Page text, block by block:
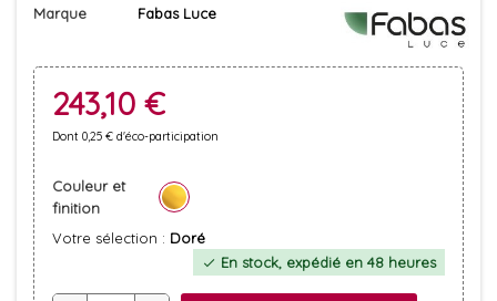
Marque Fabas Luce
243,10 €
Dont 0,25 € d'éco-participation
Couleur et
finition
Votre sélection : Doré
check En stock, expédié en 48 heures